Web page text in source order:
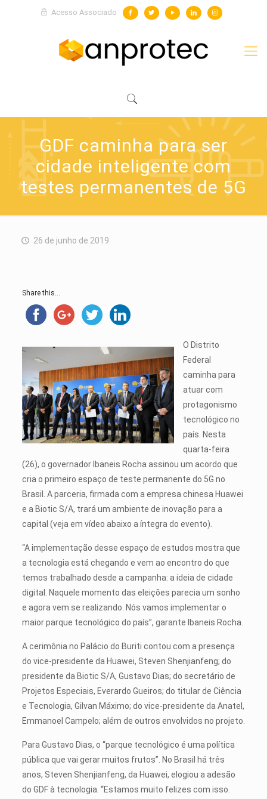
Acesso Associado
GDF caminha para ser
cidade inteligente com
testes permanentes de 5G
26 de junho de 2019
Share this...
O Distrito
Federal
caminha para
atuar com
protagonismo
tecnológico no
país. Nesta
quarta-feira
(26), o governador Ibaneis Rocha assinou um acordo que
cria o primeiro espaço de teste permanente do 5G no
Brasil. A parceria, firmada com a empresa chinesa Huawei
e a Biotic S/A, trará um ambiente de inovação para a
capital (veja em vídeo abaixo a íntegra do evento).
“A implementação desse espaço de estudos mostra que
a tecnologia está chegando e vem ao encontro do que
temos trabalhado desde a campanha: a ideia de cidade
digital. Naquele momento das eleições parecia um sonho
e agora vem se realizando. Nós vamos implementar o
maior parque tecnológico do país”, garante Ibaneis Rocha.
A cerimônia no Palácio do Buriti contou com a presença
do vice-presidente da Huawei, Steven Shenjianfeng; do
presidente da Biotic S/A, Gustavo Dias; do secretário de
Projetos Especiais, Everardo Gueiros; do titular de Ciência
e Tecnologia, Gilvan Máximo; do vice-presidente da Anatel,
Emmanoel Campelo; além de outros envolvidos no projeto.
Para Gustavo Dias, o “parque tecnológico é uma política
pública que vai gerar muitos frutos”. No Brasil há três
anos, Steven Shenjianfeng, da Huawei, elogiou a adesão
do GDF à tecnologia. “Estamos muito felizes com isso.